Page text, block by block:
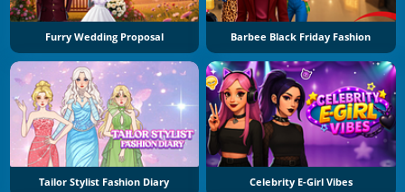
Furry Wedding Proposal Barbee Black Friday Fashion
Tailor Stylist Fashion Diary Celebrity E-Girl Vibes